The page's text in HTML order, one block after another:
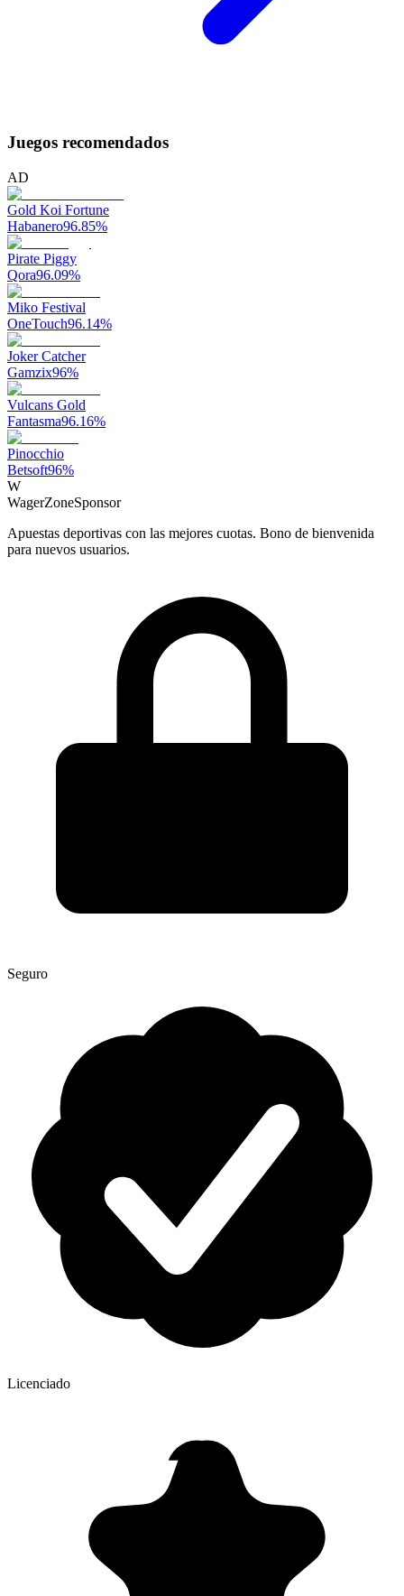
Juegos recomendados
AD
Gold Koi Fortune
Habanero96.85%
Pirate Piggy
Qora96.09%
Miko Festival
OneTouch96.14%
Joker Catcher
Gamzix96%
Vulcans Gold
Fantasma96.16%
Pinocchio
Betsoft96%
W
WagerZoneSponsor
Apuestas deportivas con las mejores cuotas. Bono de bienvenida
para nuevos usuarios.
Seguro
Licenciado